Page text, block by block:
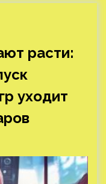
расти:
уходит